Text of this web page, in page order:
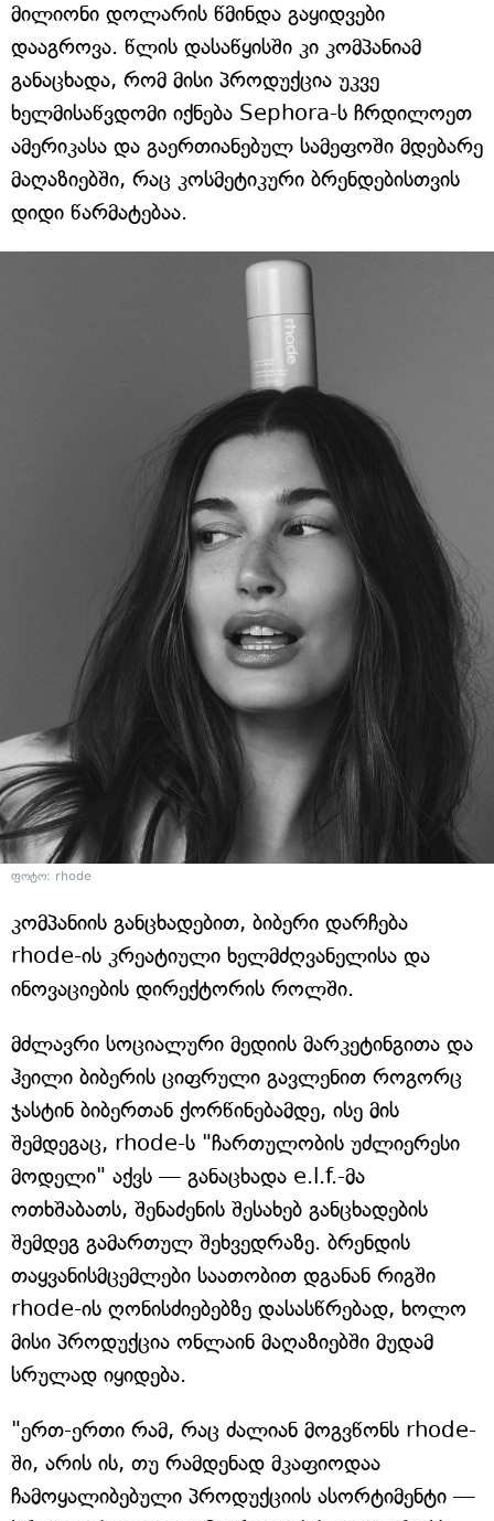
მილიონი დოლარის წმინდა გაყიდვები
დააგროვა. წლის დასაწყისში კი კომპანიამ
განაცხადა, რომ მისი პროდუქცია უკვე
ხელმისაწვდომი იქნება Sephora-ს ჩრდილოეთ
ამერიკასა და გაერთიანებულ სამეფოში მდებარე
მაღაზიებში, რაც კოსმეტიკური ბრენდებისთვის
დიდი წარმატებაა.
ფოტო: rhode
კომპანიის განცხადებით, ბიბერი დარჩება
rhode-ის კრეატიული ხელმძღვანელისა და
ინოვაციების დირექტორის როლში.
მძლავრი სოციალური მედიის მარკეტინგითა და
ჰეილი ბიბერის ციფრული გავლენით როგორც
ჯასტინ ბიბერთან ქორწინებამდე, ისე მის
შემდეგაც, rhode-ს "ჩართულობის უძლიერესი
მოდელი" აქვს — განაცხადა e.l.f.-მა
ოთხშაბათს, შენაძენის შესახებ განცხადების
შემდეგ გამართულ შეხვედრაზე. ბრენდის
თაყვანისმცემლები საათობით დგანან რიგში
rhode-ის ღონისძიებებზე დასასწრებად, ხოლო
მისი პროდუქცია ონლაინ მაღაზიებში მუდამ
სრულად იყიდება.
"ერთ-ერთი რამ, რაც ძალიან მოგვწონს rhode-
ში, არის ის, თუ რამდენად მკაფიოდაა
ჩამოყალიბებული პროდუქციის ასორტიმენტი —